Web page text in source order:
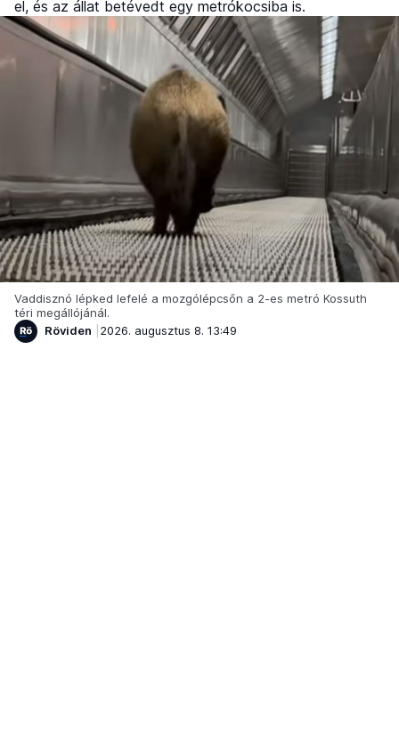
el, és az állat betévedt egy metrókocsiba is.
Vaddisznó lépked lefelé a mozgólépcsőn a 2-es metró Kossuth
téri megállójánál.
Röviden
2026. augusztus 8. 13:49